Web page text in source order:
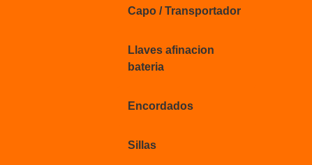
Capo / Transportador
Llaves afinacion
bateria
Encordados
Sillas